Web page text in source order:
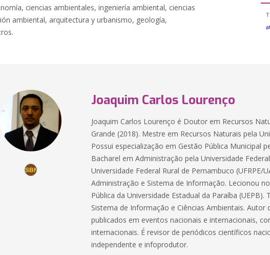
ciencias ambientales, ingeniería ambiental, ciencias
ambiental, arquitectura y urbanismo, geología,
Joaquim Carlos Lourenço
Joaquim Carlos Lourenço é Doutor em Recursos
Grande (2018). Mestre em Recursos Naturais pela
Possui especialização em Gestão Pública Municipal
Bacharel em Administração pela Universidade
Universidade Federal Rural de Pernambuco (UFRPE/
Administração e Sistema de Informação. Lecionou
Pública da Universidade Estadual da Paraíba
Sistema de Informação e Ciências Ambientais.
publicados em eventos nacionais e internacionais,
internacionais. É revisor de periódicos científicos
independente e infoprodutor.